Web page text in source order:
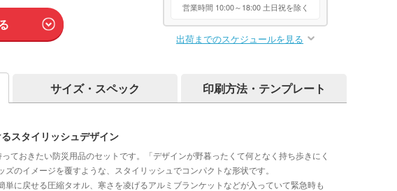
営業時間 10:00～18:00 土日祝を除く
出荷までのスケジュールを見る
サイズ・スペック 印刷方法・テンプレート
スタイリッシュデザイン
ておきたい防災用品のセットです。「デザインが野暮ったくて何となく持ち歩きにく
のイメージを覆すような、スタイリッシュでコンパクトな形状です。
に戻せる圧縮タオル、寒さを凌げるアルミブランケットなどが入っていて緊急時も